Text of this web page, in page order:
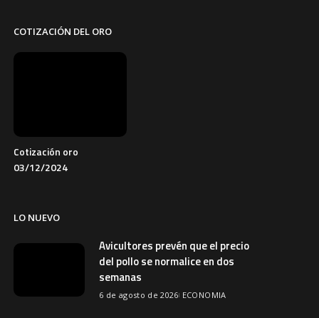
COTIZACIÓN DEL ORO
Cotización oro
03/12/2024
LO NUEVO
Avicultores prevén que el precio
del pollo se normalice en dos
semanas
6 de agosto de 2026 ECONOMIA